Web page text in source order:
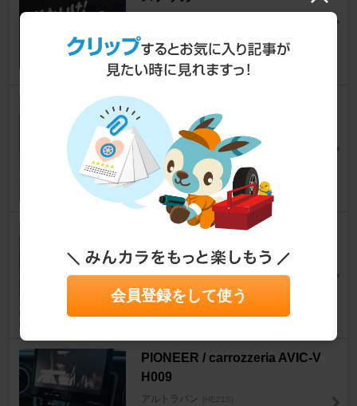
37
アーリアネット ABS樹脂ハニ
カムメッシュネット
アルトラパン [HE21S]
LIPSさん
23
LONZA? ペダル サイズM
アルトラパン [HE21S]
ちびレモンさん
1
PIONEER / carrozzeria AVIC-V
H009
アルトラパン [HE21S]
会員登録をして使う